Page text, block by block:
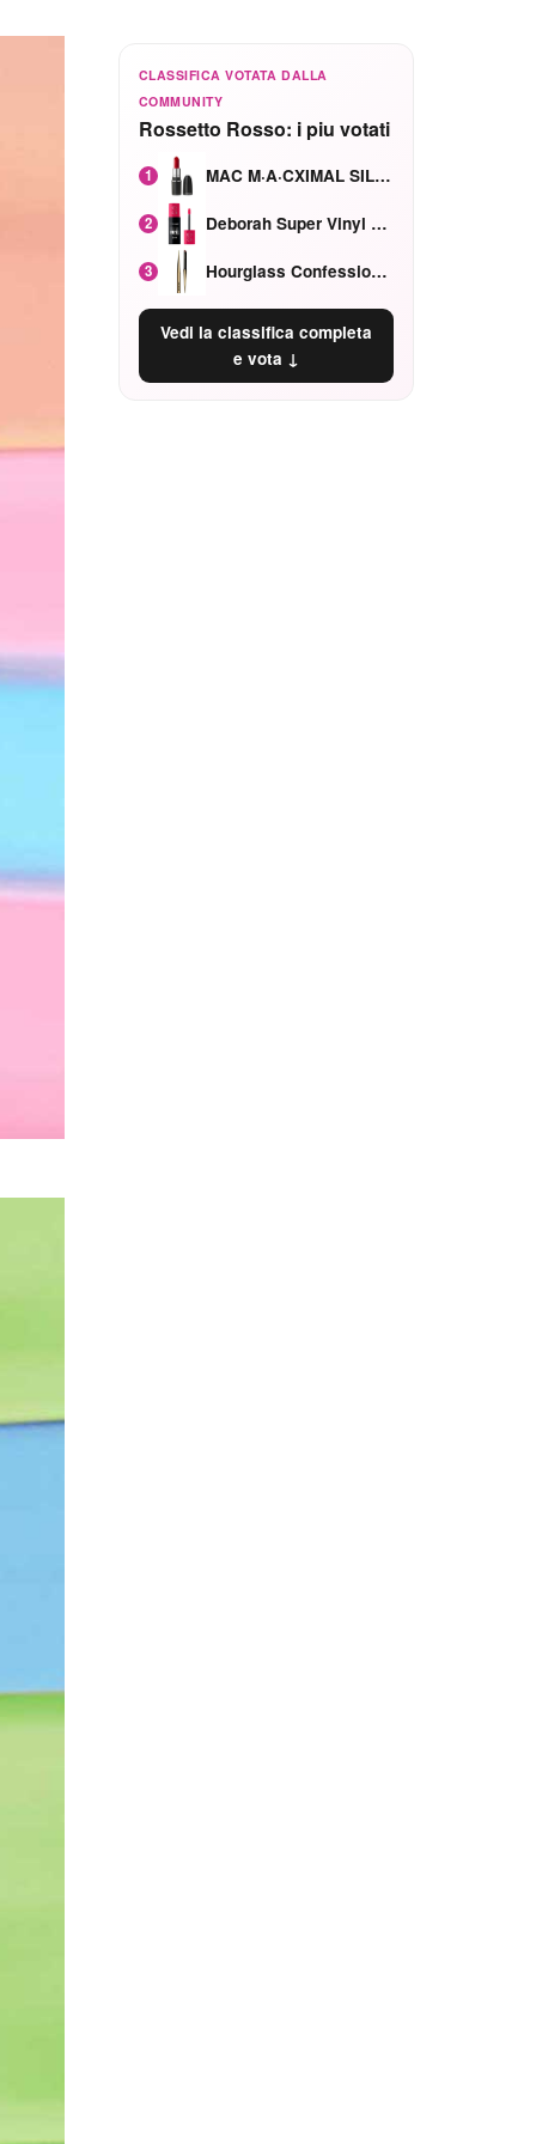
CLASSIFICA VOTATA DALLA
COMMUNITY
Rossetto Rosso: i piu votati
1 MAC M·A·CXIMAL SILKY MATTE Red Rock mat
2 Deborah Super Vinyl Shake Rosa Ciliegia
3 Hourglass Confession Ricaricabile Ultra Preciso Ad Alta Intensità Secretly Classic Red
Vedi la classifica completa
e vota ↓